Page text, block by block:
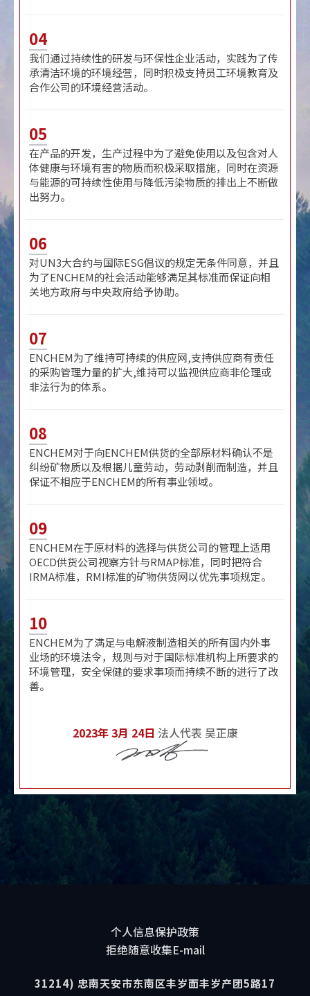
04
我们通过持续性的研发与环保性企业活动，实践为了传
承清洁环境的环境经营，同时积极支持员工环境教育及
合作公司的环境经营活动。
05
在产品的开发，生产过程中为了避免使用以及包含对人
体健康与环境有害的物质而积极采取措施，同时在资源
与能源的可持续性使用与降低污染物质的排出上不断做
出努力。
06
对UN3大合约与国际ESG倡议的规定无条件同意，并且
为了ENCHEM的社会活动能够满足其标准而保证向相
关地方政府与中央政府给予协助。
07
ENCHEM为了维持可持续的供应网,支持供应商有责任
的采购管理力量的扩大,维持可以监视供应商非伦理或
非法行为的体系。
08
ENCHEM对于向ENCHEM供货的全部原材料确认不是
纠纷矿物质以及根据儿童劳动，劳动剥削而制造，并且
保证不相应于ENCHEM的所有事业领域。
09
ENCHEM在于原材料的选择与供货公司的管理上适用
OECD供货公司视察方针与RMAP标准，同时把符合
IRMA标准，RMI标准的矿物供货网以优先事项规定。
10
ENCHEM为了满足与电解液制造相关的所有国内外事
业场的环境法令，规则与对于国际标准机构上所要求的
环境管理，安全保健的要求事项而持续不断的进行了改
善。
2023年 3月 24日 法人代表 吴正康
个人信息保护政策
拒绝随意收集E-mail
31214) 忠南天安市东南区丰岁面丰岁产团5路17